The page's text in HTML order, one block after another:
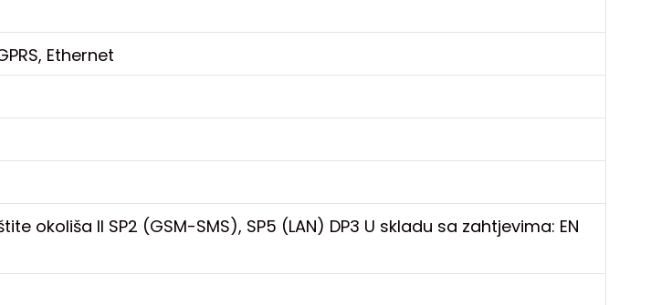
Ethernet
okoliša II SP2 (GSM-SMS), SP5 (LAN) DP3 U skladu sa zahtjevima: EN